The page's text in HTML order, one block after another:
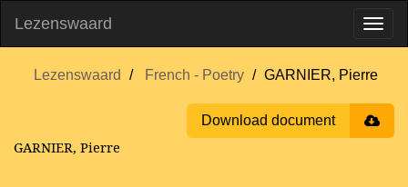
Lezenswaard
Lezenswaard French - Poetry GARNIER, Pierre
Download document
GARNIER, Pierre